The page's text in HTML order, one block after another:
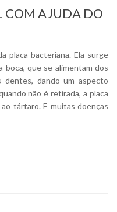
COM AJUDA DO
placa bacteriana. Ela surge
boca, que se alimentam dos
dentes, dando um aspecto
não é retirada, a placa
tártaro. E muitas doenças